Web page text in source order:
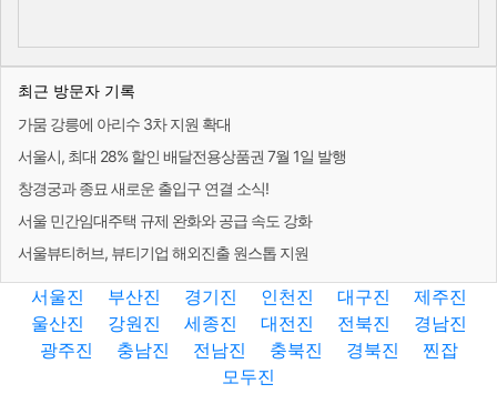
최근 방문자 기록
가뭄 강릉에 아리수 3차 지원 확대
서울시, 최대 28% 할인 배달전용상품권 7월 1일 발행
창경궁과 종묘 새로운 출입구 연결 소식!
서울 민간임대주택 규제 완화와 공급 속도 강화
서울뷰티허브, 뷰티기업 해외진출 원스톱 지원
서울진 부산진 경기진 인천진 대구진
제주진
울산진
강원진 세종진 대전진 전북진
경남진
광주진
충남진 전남진 충북진 경북진
찐잡
모두진